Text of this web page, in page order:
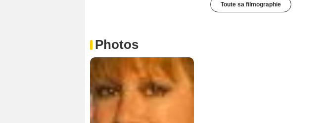
Toute sa filmographie
Photos